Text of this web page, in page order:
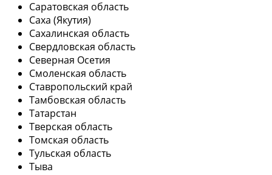
Саратовская область
Саха (Якутия)
Сахалинская область
Свердловская область
Северная Осетия
Смоленская область
Ставропольский край
Тамбовская область
Татарстан
Тверская область
Томская область
Тульская область
Тыва